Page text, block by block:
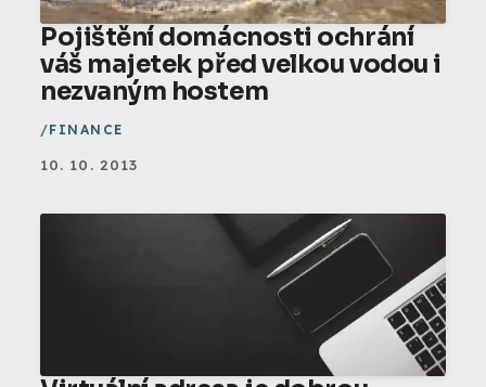
Pojištění domácnosti ochrání
váš majetek před velkou vodou i
nezvaným hostem
FINANCE
10. 10. 2013